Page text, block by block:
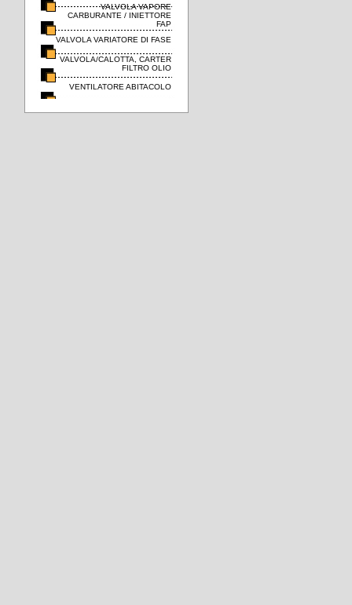
VALVOLA VAPORE
CARBURANTE / INIETTORE
FAP
VALVOLA VARIATORE DI FASE
VALVOLA/CALOTTA, CARTER
FILTRO OLIO
VENTILATORE ABITACOLO